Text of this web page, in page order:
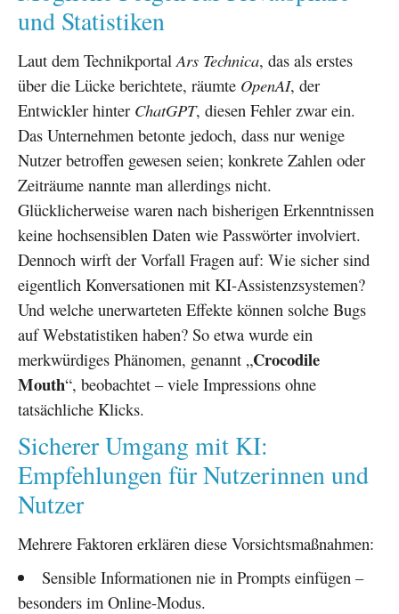
und Statistiken
Laut dem Technikportal Ars Technica, das als erstes
über die Lücke berichtete, räumte OpenAI, der
Entwickler hinter ChatGPT, diesen Fehler zwar ein.
Das Unternehmen betonte jedoch, dass nur wenige
Nutzer betroffen gewesen seien; konkrete Zahlen oder
Zeiträume nannte man allerdings nicht.
Glücklicherweise waren nach bisherigen Erkenntnissen
keine hochsensiblen Daten wie Passwörter involviert.
Dennoch wirft der Vorfall Fragen auf: Wie sicher sind
eigentlich Konversationen mit KI-Assistenzsystemen?
Und welche unerwarteten Effekte können solche Bugs
auf Webstatistiken haben? So etwa wurde ein
merkwürdiges Phänomen, genannt „Crocodile
Mouth“, beobachtet – viele Impressions ohne
tatsächliche Klicks.
Sicherer Umgang mit KI:
Empfehlungen für Nutzerinnen und
Nutzer
Mehrere Faktoren erklären diese Vorsichtsmaßnahmen:
Sensible Informationen nie in Prompts einfügen –
besonders im Online-Modus.